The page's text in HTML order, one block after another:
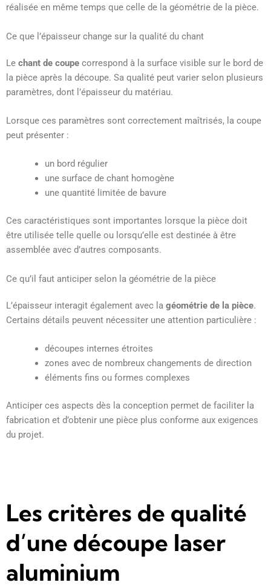
réalisée en même temps que celle de la géométrie de la pièce.
Ce que l’épaisseur change sur la qualité du chant
Le chant de coupe correspond à la surface visible sur le bord de
la pièce après la découpe. Sa qualité peut varier selon plusieurs
paramètres, dont l’épaisseur du matériau.
Lorsque ces paramètres sont correctement maîtrisés, la coupe
peut présenter :
un bord régulier
une surface de chant homogène
une quantité limitée de bavure
Ces caractéristiques sont importantes lorsque la pièce doit
être utilisée telle quelle ou lorsqu’elle est destinée à être
assemblée avec d’autres composants.
Ce qu’il faut anticiper selon la géométrie de la pièce
L’épaisseur interagit également avec la géométrie de la pièce.
Certains détails peuvent nécessiter une attention particulière :
découpes internes étroites
zones avec de nombreux changements de direction
éléments fins ou formes complexes
Anticiper ces aspects dès la conception permet de faciliter la
fabrication et d’obtenir une pièce plus conforme aux exigences
du projet.
Les critères de qualité
d’une découpe laser
aluminium